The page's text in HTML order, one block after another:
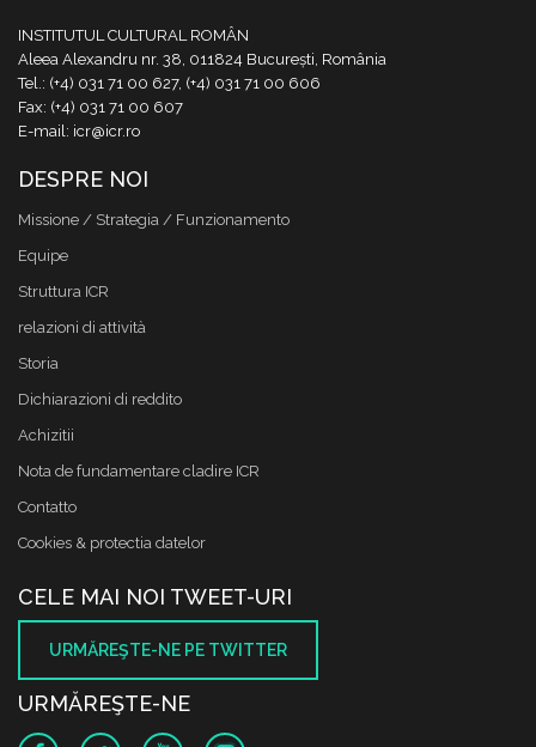
INSTITUTUL CULTURAL ROMÂN
Aleea Alexandru nr. 38, 011824 București, România
Tel.: (+4) 031 71 00 627, (+4) 031 71 00 606
Fax: (+4) 031 71 00 607
E-mail: icr@icr.ro
DESPRE NOI
Missione / Strategia / Funzionamento
Equipe
Struttura ICR
relazioni di attività
Storia
Dichiarazioni di reddito
Achizitii
Nota de fundamentare cladire ICR
Contatto
Cookies & protectia datelor
CELE MAI NOI TWEET-URI
URMĂREŞTE-NE PE TWITTER
URMĂREŞTE-NE